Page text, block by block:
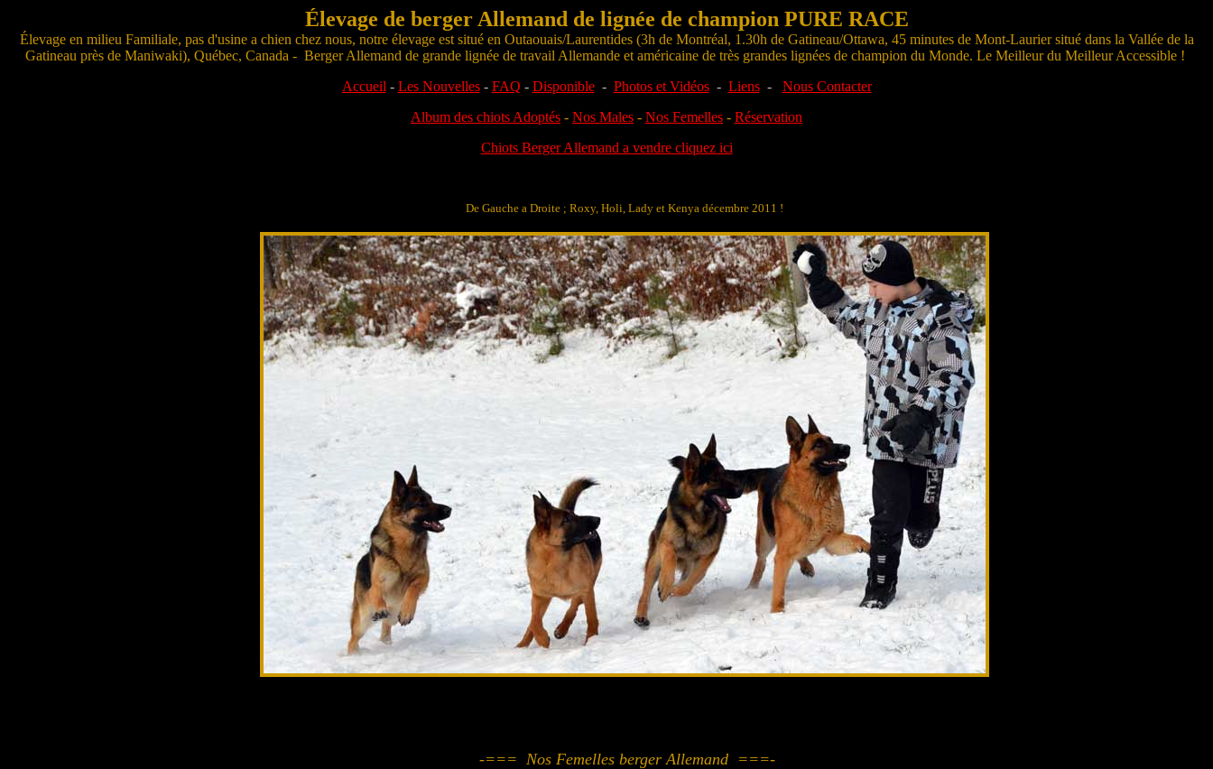
Élevage de berger Allemand de lignée de champion PURE RACE
Élevage en milieu Familiale, pas d'usine a chien chez nous, notre élevage est situé en Outaouais/Laurentides (3h de Montréal, 1.30h de Gatineau/Ottawa, 45 minutes de Mont-Laurier situé dans la Vallée de la
Gatineau près de Maniwaki), Québec, Canada - Berger Allemand de grande lignée de travail Allemande et américaine de très grandes lignées de champion du Monde. Le Meilleur du Meilleur Accessible !
Accueil - Les Nouvelles- FAQ - Disponible- Photos et Vidéos- Liens- Nous Contacter
Album des chiots Adoptés - Nos Males - Nos Femelles - Réservation
Chiots Berger Allemand a vendre cliquez ici
De Gauche a Droite ; Roxy, Holi, Lady et Kenya décembre 2011 !
-=== Nos Femelles berger Allemand ===-